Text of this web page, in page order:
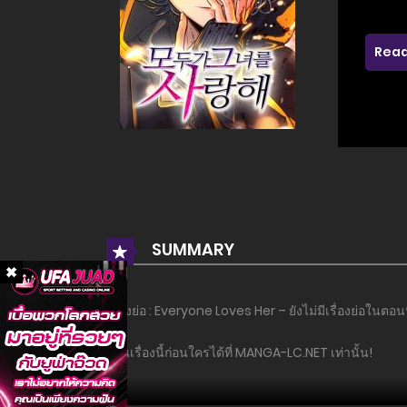
SUMMARY
เรื่องย่อ : Everyone Loves Her – ยังไม่มีเรื่องย่อในตอ
อ่านเรื่องนี้ก่อนใครได้ที่ MANGA-LC.NET เท่านั้น!